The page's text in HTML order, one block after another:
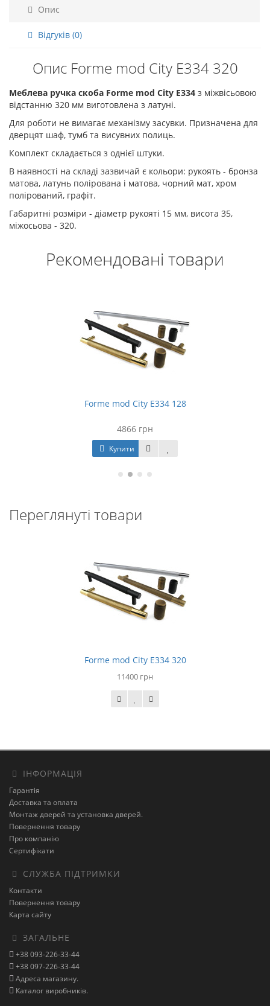
Опис
Відгуків (0)
Опис Forme mod City E334 320
Меблева ручка скоба Forme mod City E334 з міжвісьовою
відстанню 320 мм виготовлена з латуні.
Для роботи не вимагає механізму засувки. Призначена для
дверцят шаф, тумб та висувних полиць.
Комплект складається з однієї штуки.
В наявності на складі зазвичай є кольори: рукоять - бронза
матова, латунь полірована і матова, чорний мат, хром
полірований, графіт.
Габаритні розміри - діаметр рукояті 15 мм, висота 35,
міжосьова - 320.
Рекомендовані товари
Forme mod City E334 128
4866 грн
Купити
Переглянуті товари
Forme mod City E334 320
11400 грн
ІНФОРМАЦІЯ
Гарантія
Доставка та оплата
Монтаж дверей та установка дверей.
Повернення товару
Про компанію
Сертифікати
СЛУЖБА ПІДТРИМКИ
Контакти
Повернення товару
Карта сайту
ЗАГАЛЬНЕ
+38 093-226-33-44
+38 097-226-33-44
Адреса магазину.
Каталог виробників.